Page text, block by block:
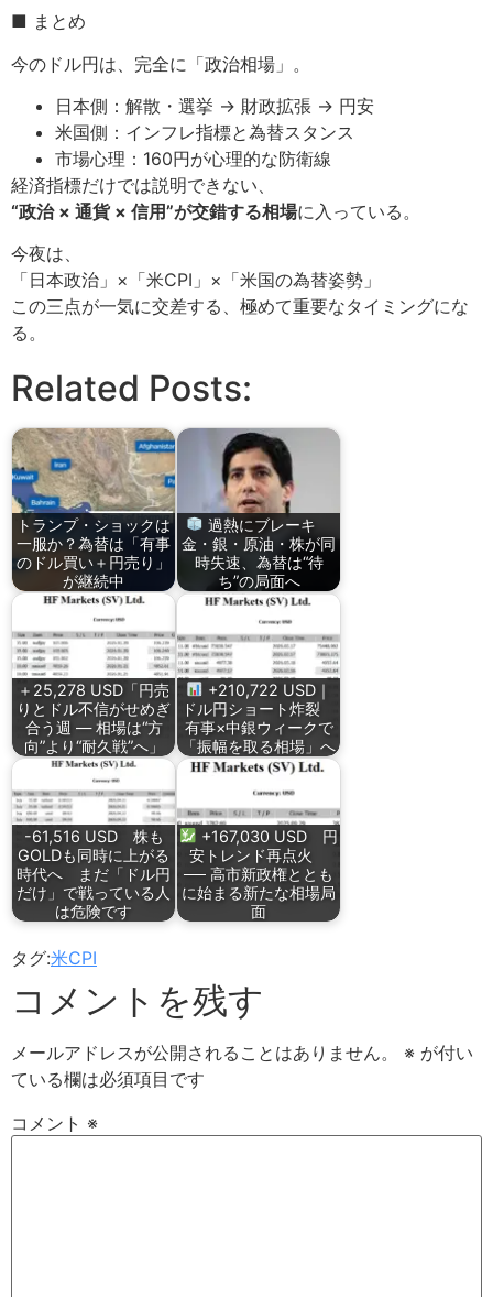
■ まとめ
今のドル円は、完全に「政治相場」。
日本側：解散・選挙 → 財政拡張 → 円安
米国側：インフレ指標と為替スタンス
市場心理：160円が心理的な防衛線
経済指標だけでは説明できない、
“政治 × 通貨 × 信用”が交錯する相場に入っている。
今夜は、
「日本政治」×「米CPI」×「米国の為替姿勢」
この三点が一気に交差する、極めて重要なタイミングにな
る。
Related Posts:
トランプ・ショックは
一服か？為替は「有事
のドル買い＋円売り」
が継続中
過熱にブレーキ
金・銀・原油・株が同
時失速、為替は“待
ち”の局面へ
＋25,278 USD「円売
りとドル不信がせめぎ
合う週 ― 相場は“方
向”より“耐久戦”へ」
+210,722 USD｜
ドル円ショート炸裂
有事×中銀ウィークで
「振幅を取る相場」へ
-61,516 USD 株も
GOLDも同時に上がる
時代へ まだ「ドル円
だけ」で戦っている人
は危険です
+167,030 USD 円
安トレンド再点火
── 高市新政権ととも
に始まる新たな相場局
面
タグ:米CPI
コメントを残す
メールアドレスが公開されることはありません。 ※ が付い
ている欄は必須項目です
コメント ※